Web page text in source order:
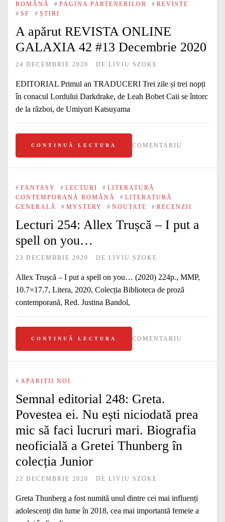
ROMÂNĂ
# PAGINA PARTENERILOR # REVISTE
# SF # ȘTIRI
A apărut REVISTA ONLINE
GALAXIA 42 #13 Decembrie 2020
24 DECEMBRIE 2020 DE LIVIU SZOKE
EDITORIAL Primul an TRADUCERI Trei zile și trei nopți
în conacul Lordului Darkdrake, de Leah Bobet Caii se întorc
de la război, de Umiyuri Katsuyama
CONTINUĂ LECTURA COMENTARIU
# FANTASY # LECTURI # LITERATURĂ
CONTEMPORANĂ ROMÂNĂ
# LITERATURĂ
GENERALĂ
# MYSTERY # NOUTATE # RECENZII
Lecturi 254: Allex Trușcă – I put a
spell on you…
23 DECEMBRIE 2020 DE LIVIU SZOKE
Allex Trușcă – I put a spell on you… (2020) 224p., MMP,
10.7×17.7, Litera, 2020, Colecția Biblioteca de proză
contemporană, Red. Justina Bandol,
CONTINUĂ LECTURA COMENTARIU
# APARIȚII NOI
Semnal editorial 248: Greta.
Povestea ei. Nu ești niciodată prea
mic să faci lucruri mari. Biografia
neoficială a Gretei Thunberg în
colecția Junior
22 DECEMBRIE 2020 DE LIVIU SZOKE
Greta Thunberg a fost numită unul dintre cei mai influenți
adolescenți din lume în 2018, cea mai importantă femeie a